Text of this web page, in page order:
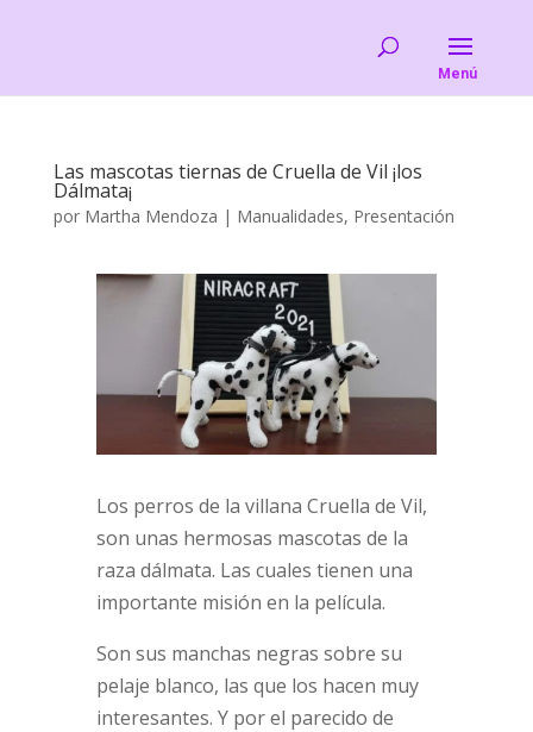
Las mascotas tiernas de Cruella de Vil ¡los
Dálmata¡
por Martha Mendoza | Manualidades, Presentación
Los perros de la villana Cruella de Vil,
son unas hermosas mascotas de la
raza dálmata. Las cuales tienen una
importante misión en la película.
Son sus manchas negras sobre su
pelaje blanco, las que los hacen muy
interesantes. Y por el parecido de